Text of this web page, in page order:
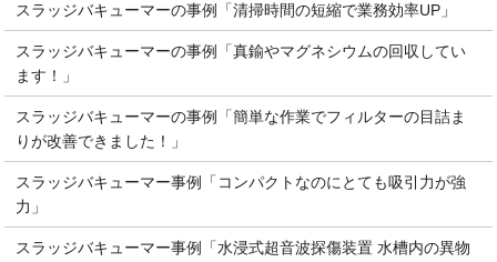
スラッジバキューマーの事例「清掃時間の短縮で業務効率UP」
スラッジバキューマーの事例「真鍮やマグネシウムの回収してい
ます！」
スラッジバキューマーの事例「簡単な作業でフィルターの目詰ま
りが改善できました！」
スラッジバキューマー事例「コンパクトなのにとても吸引力が強
力」
スラッジバキューマー事例「水浸式超音波探傷装置 水槽内の異物